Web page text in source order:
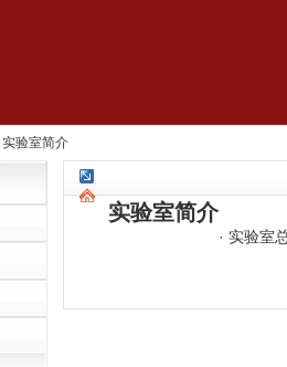
实验室简介
实验室简介
· 实验室